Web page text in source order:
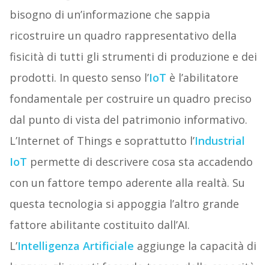
bisogno di un’informazione che sappia
ricostruire un quadro rappresentativo della
fisicità di tutti gli strumenti di produzione e dei
prodotti. In questo senso l’IoT è l’abilitatore
fondamentale per costruire un quadro preciso
dal punto di vista del patrimonio informativo.
L’Internet of Things e soprattutto l’Industrial
IoT permette di descrivere cosa sta accadendo
con un fattore tempo aderente alla realtà. Su
questa tecnologia si appoggia l’altro grande
fattore abilitante costituito dall’AI.
L’Intelligenza Artificiale aggiunge la capacità di